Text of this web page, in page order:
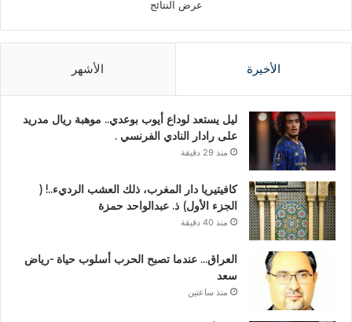
عرض النتائج
الأخيرة الأشهر
ليل يستعد لوداع أيوب بوعدي.. موهبة ريال مدريد
على رادار النادي الفرنسي .
منذ 29 دقيقة
كافيتيريا دار المغرب، ذلك العشب الرديء..! (
الجزء الأول) ذ. عبدالواحد حمزة
منذ 40 دقيقة
العراق… عندما تصبح الحرب أسلوب حياة -رياض
سعد
منذ ساعتين